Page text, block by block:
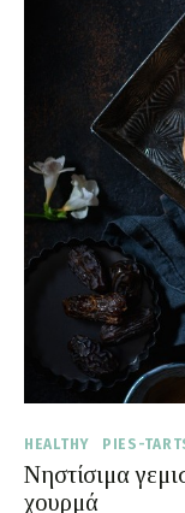
HEALTHY PIES-
Νηστίσιμα
χουρμά